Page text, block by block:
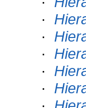
·
·
·
·
·